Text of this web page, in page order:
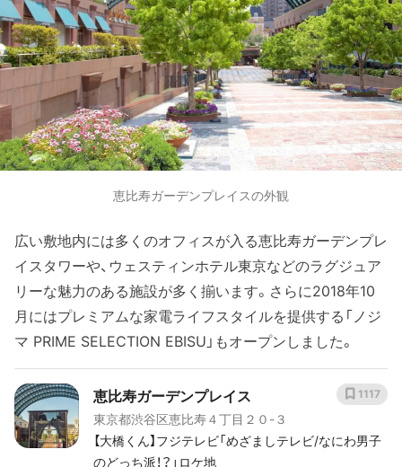
恵比寿ガーデンプレイスの外観
広い敷地内には多くのオフィスが入る恵比寿ガーデンプレ
イスタワーや、ウェスティンホテル東京などのラグジュア
リーな魅力のある施設が多く揃います。さらに2018年10
月にはプレミアムな家電ライフスタイルを提供する「ノジ
マ PRIME SELECTION EBISU」もオープンしました。
恵比寿ガーデンプレイス
東京都渋谷区恵比寿４丁目２０-３
【大橋くん】フジテレビ「めざましテレビ/なにわ男子
のどっち派！？」ロケ地
1117